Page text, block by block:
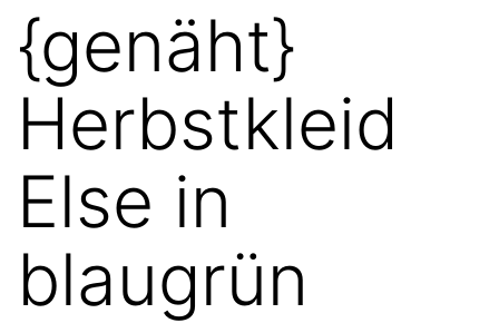
{genäht}
Herbstkleid
Else in
blaugrün